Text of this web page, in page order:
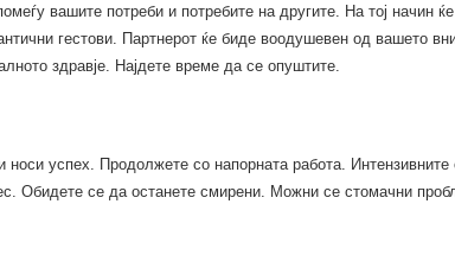
вашите потреби и потребите на другите. На тој начин
гестови. Партнерот ќе биде воодушевен од вашето
здравје. Најдете време да се опуштите.
носи успех. Продолжете со напорната работа.
Обидете се да останете смирени. Можни се стомачни